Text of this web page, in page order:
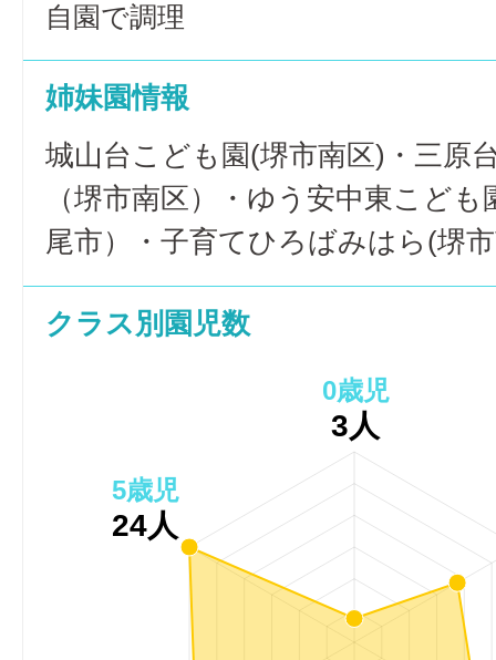
自園で調理
姉妹園情報
城山台こども園(堺市南区)・三原
（堺市南区）・ゆう安中東こども
尾市）・子育てひろばみはら(堺
クラス別園児数
0歳児
3人
5歳児
24人